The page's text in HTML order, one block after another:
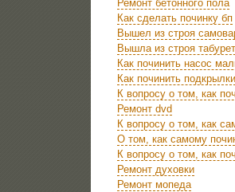
Ремонт бетонного пола
Как сделать починку бп
Вышел из строя
Вышла из строя
Как починить насос
Как починить подкрылки
К вопросу о том, как
Ремонт dvd
К вопросу о том, как
О том, как самому
К вопросу о том, как
Ремонт духовки
Ремонт мопеда